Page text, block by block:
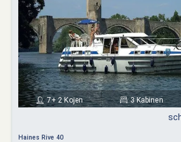
7+ 2 Kojen 3 Kabinen
Haines Rive 40